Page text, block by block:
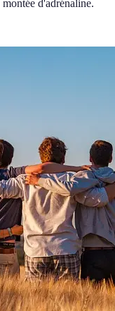
d'adrénaline.